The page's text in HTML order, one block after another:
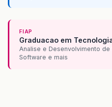
FIAP
Graduacao em
Analise e Desenvolvimento de
Software e mais